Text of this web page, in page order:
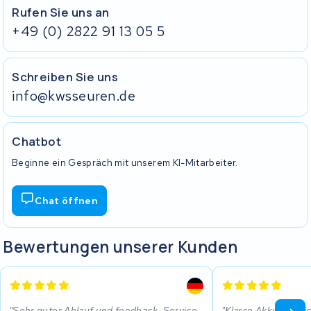
Rufen Sie uns an
+49 (0) 2822 91 13 05 5
Schreiben Sie uns
info@kwsseuren.de
Chatbot
Beginne ein Gespräch mit unserem KI-Mitarbeiter.
Chat öffnen
Bewertungen unserer Kunden